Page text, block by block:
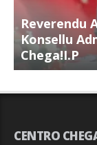
Reverendu
Konsellu
Chega!I.P
CENTRO